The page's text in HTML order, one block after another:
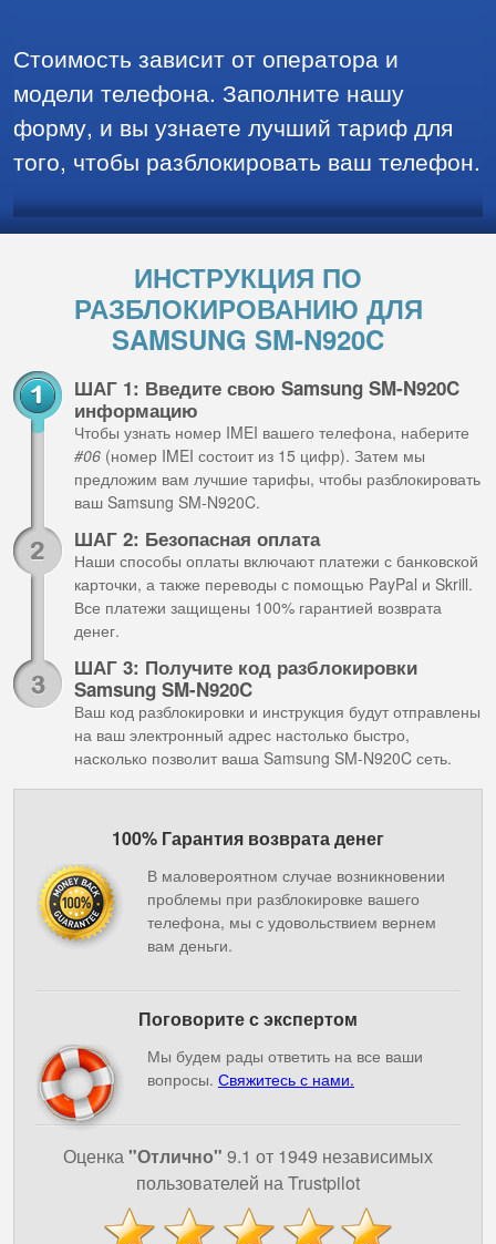
Стоимость зависит от оператора и
модели телефона. Заполните нашу
форму, и вы узнаете лучший тариф для
того, чтобы разблокировать ваш телефон.
ИНСТРУКЦИЯ ПО
РАЗБЛОКИРОВАНИЮ ДЛЯ
SAMSUNG SM-N920C
ШАГ 1: Введите свою Samsung SM-N920C
информацию
Чтобы узнать номер IMEI вашего телефона, наберите
#06 (номер IMEI состоит из 15 цифр). Затем мы
предложим вам лучшие тарифы, чтобы разблокировать
ваш Samsung SM-N920C.
ШАГ 2: Безопасная оплата
Наши способы оплаты включают платежи с банковской
карточки, а также переводы с помощью PayPal и Skrill.
Все платежи защищены 100% гарантией возврата
денег.
ШАГ 3: Получите код разблокировки
Samsung SM-N920C
Ваш код разблокировки и инструкция будут отправлены
на ваш электронный адрес настолько быстро,
насколько позволит ваша Samsung SM-N920C сеть.
100% Гарантия возврата денег
В маловероятном случае возникновении
проблемы при разблокировке вашего
телефона, мы с удовольствием вернем
вам деньги.
Поговорите с экспертом
Мы будем рады ответить на все ваши
вопросы. Свяжитесь с нами.
Оценка"Отлично" 9.1 от 1949 независимых
пользователей на Trustpilot